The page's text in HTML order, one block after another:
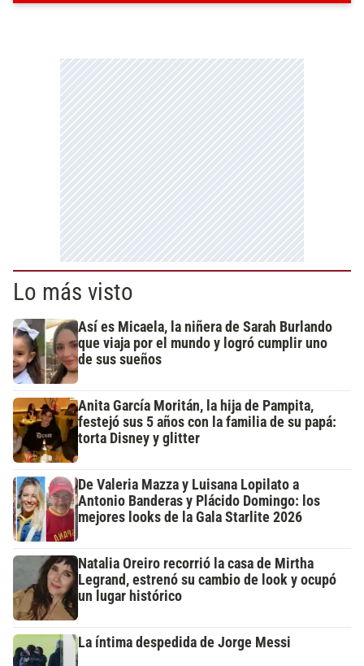
Lo más visto
Así es Micaela, la niñera de Sarah Burlando
que viaja por el mundo y logró cumplir uno
de sus sueños
Anita García Moritán, la hija de Pampita,
festejó sus 5 años con la familia de su papá:
torta Disney y glitter
De Valeria Mazza y Luisana Lopilato a
Antonio Banderas y Plácido Domingo: los
mejores looks de la Gala Starlite 2026
Natalia Oreiro recorrió la casa de Mirtha
Legrand, estrenó su cambio de look y ocupó
un lugar histórico
La íntima despedida de Jorge Messi